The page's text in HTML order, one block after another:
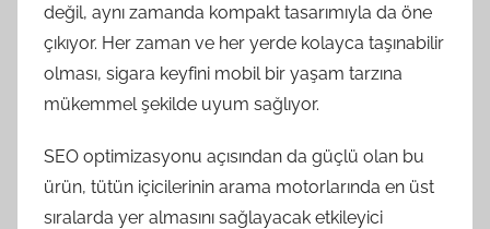
değil, aynı zamanda kompakt tasarımıyla da öne
çıkıyor. Her zaman ve her yerde kolayca taşınabilir
olması, sigara keyfini mobil bir yaşam tarzına
mükemmel şekilde uyum sağlıyor.
SEO optimizasyonu açısından da güçlü olan bu
ürün, tütün içicilerinin arama motorlarında en üst
sıralarda yer almasını sağlayacak etkileyici